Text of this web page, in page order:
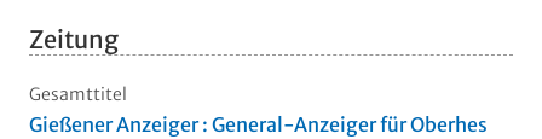
Zeitung
Gesamttitel
Gießener Anzeiger : General-Anzeiger für Oberhes